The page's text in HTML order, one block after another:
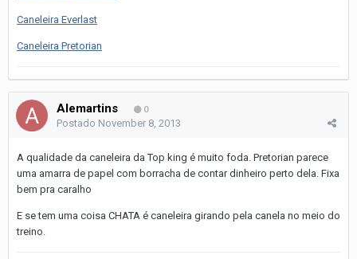
Caneleira Everlast
Caneleira Pretorian
Alemartins 0
Postado November 8, 2013
A qualidade da caneleira da Top king é muito foda. Pretorian parece
uma amarra de papel com borracha de contar dinheiro perto dela. Fixa
bem pra caralho
E se tem uma coisa CHATA é caneleira girando pela canela no meio do
treino.